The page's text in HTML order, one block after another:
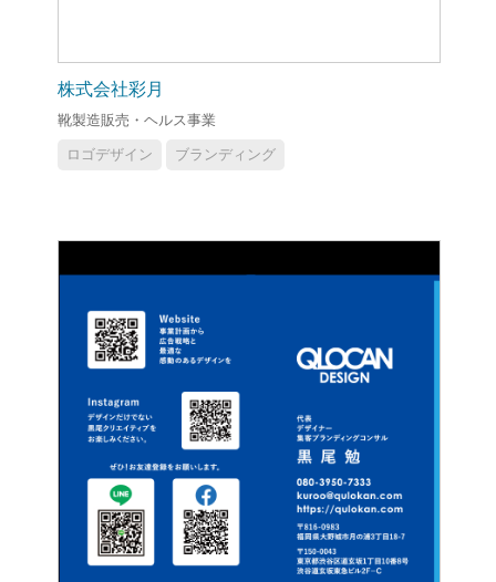
株式会社彩月
靴製造販売・ヘルス事業
ロゴデザイン ブランディング